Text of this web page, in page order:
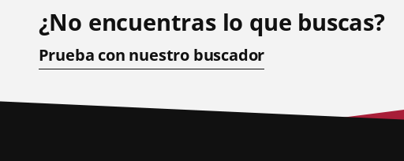
¿No encuentras lo que buscas?
Prueba con nuestro buscador